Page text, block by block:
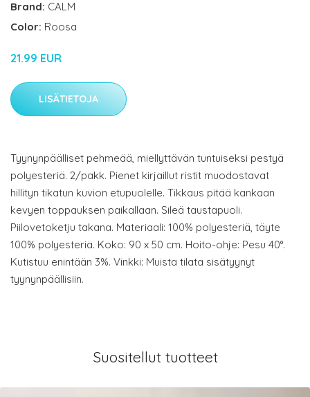
Brand: CALM
Color: Roosa
21.99 EUR
LISÄTIETOJA
Tyynynpäälliset pehmeää, miellyttävän tuntuiseksi pestyä
polyesteriä. 2/pakk. Pienet kirjaillut ristit muodostavat
hillityn tikatun kuvion etupuolelle. Tikkaus pitää kankaan
kevyen toppauksen paikallaan. Sileä taustapuoli.
Piilovetoketju takana. Materiaali: 100% polyesteriä, täyte
100% polyesteriä. Koko: 90 x 50 cm. Hoito-ohje: Pesu 40°.
Kutistuu enintään 3%. Vinkki: Muista tilata sisätyynyt
tyynynpäällisiin.
Suositellut tuotteet